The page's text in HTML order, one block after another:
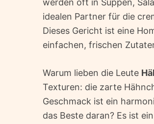
werden oft in Suppen,
idealen Partner für die
Dieses Gericht ist eine
einfachen, frischen
Warum lieben die Leute
Texturen: die zarte
Geschmack ist ein
das Beste daran? Es ist